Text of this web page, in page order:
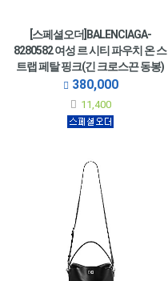
[스페셜오더]BALENCIAGA-
8280582 여성 르 시티 파우치 온 스
트랩 페탈 핑크(긴 크로스끈 동봉)
380,000
11,400